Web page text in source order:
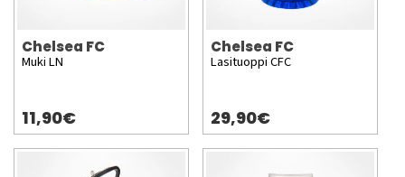
Chelsea FC
Muki LN
11,90€
Chelsea FC
Lasituoppi CFC
29,90€